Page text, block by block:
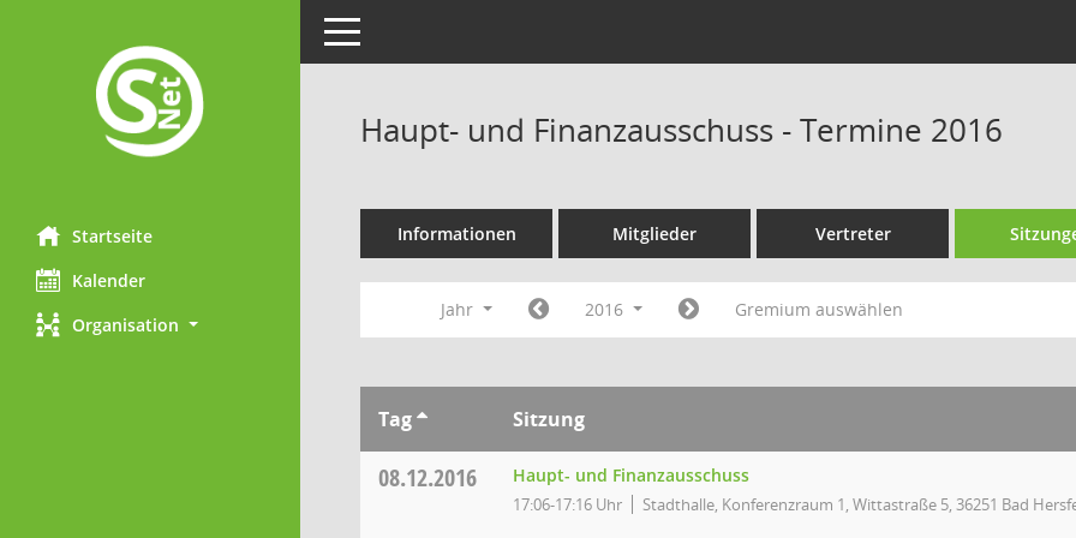
Startseite
Kalender
Organisation
Toggle navigation
Haupt- und Finanzausschuss - Termine 2016
Informationen Mitglieder Vertreter
Jahr 2016 Gremium auswählen
Tag Sitzung
08.12.2016 Haupt- und Finanzausschuss
17:06-17:16 Uhr Stadthalle, Konferenzraum 1, Wittastraße 5, 36251 Bad